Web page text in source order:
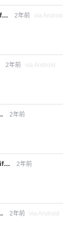
2年前 via Android
2年前 via Android
2年前
2年前
2年前 via Android